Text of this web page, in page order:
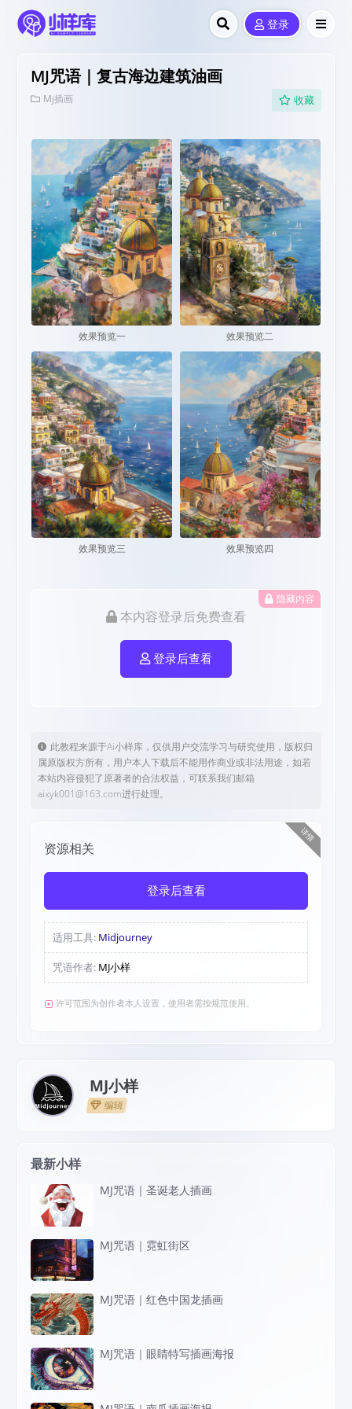
登录
MJ咒语｜复古海边建筑油画
Mj插画 收藏
效果预览一 效果预览二
效果预览三 效果预览四
隐藏内容
本内容登录后免费查看
登录后查看
此教程来源于Ai小样库，仅供用户交流学习与研究使用，版权归
属原版权方所有，用户本人下载后不能用作商业或非法用途，如若
本站内容侵犯了原著者的合法权益，可联系我们邮箱
aixyk001@163.com进行处理。
详情
资源相关
登录后查看
适用工具: Midjourney
咒语作者: MJ小样
许可范围为创作者本人设置，使用者需按规范使用。
MJ小样
编辑
最新小样
MJ咒语｜圣诞老人插画
MJ咒语｜霓虹街区
MJ咒语｜红色中国龙插画
MJ咒语｜眼睛特写插画海报